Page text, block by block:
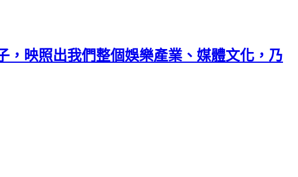
，映照出我們整個娛樂產業、媒體文化，乃